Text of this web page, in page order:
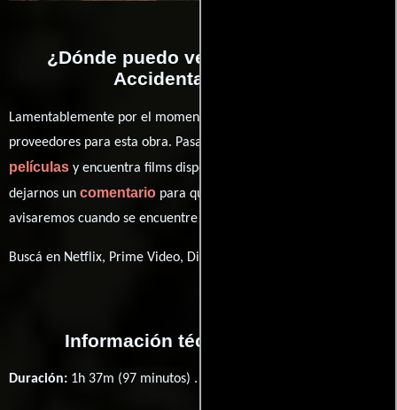
¿Dónde puedo ver la películas An
Accidental Studio?
Lamentablemente por el momento no contamos con enlaces a
proveedores para esta obra. Pasa por nuestro catálogo de
películas y encuentra films disponibles. También puedes
dejarnos un comentario para que le demos prioridad y te
avisaremos cuando se encuentre disponible
Buscá en Netflix, Prime Video, Disney+
Información técnica y general
Duración: 1h 37m (97 minutos) .